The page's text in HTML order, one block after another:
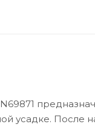
усадке.